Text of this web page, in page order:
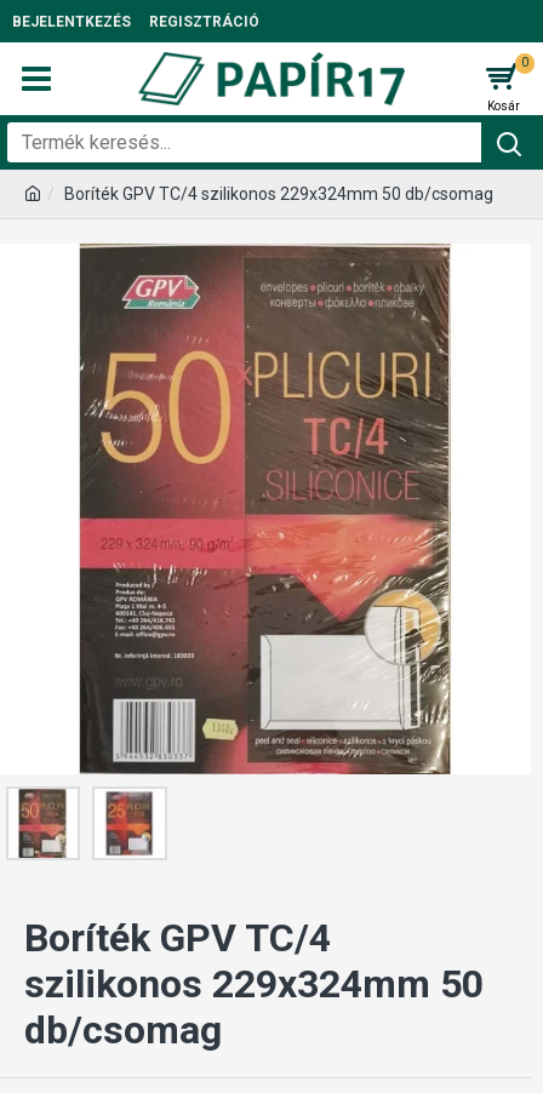
BEJELENTKEZÉS REGISZTRÁCIÓ
0
Boríték GPV TC/4 szilikonos 229x324mm 50 db/csomag
Boríték GPV TC/4
szilikonos 229x324mm 50
db/csomag